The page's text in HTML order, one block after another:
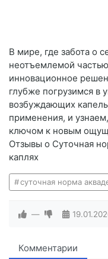
В мире, где забота о
неотъемлемой
инновационное
глубже погрузимся в
возбуждающих
применения, и
ключом к новым
Отзывы о Суточная
каплях
суточная норма
—
Комментарии